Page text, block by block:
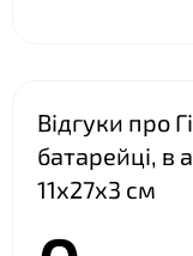
Відгуки про
батарейці, в
11х27х3 см